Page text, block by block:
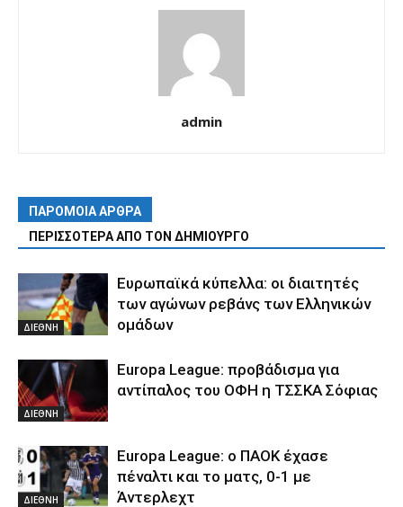
admin
ΠΑΡΟΜΟΙΑ ΑΡΘΡΑ
ΠΕΡΙΣΣΟΤΕΡΑ ΑΠΟ ΤΟΝ ΔΗΜΙΟΥΡΓΟ
ΔΙΕΘΝΗ
Ευρωπαϊκά κύπελλα: οι διαιτητές
των αγώνων ρεβάνς των Ελληνικών
ομάδων
ΔΙΕΘΝΗ
Europa League: προβάδισμα για
αντίπαλος του ΟΦΗ η ΤΣΣΚΑ Σόφιας
ΔΙΕΘΝΗ
Europa League: ο ΠΑΟΚ έχασε
πέναλτι και το ματς, 0-1 με
Άντερλεχτ